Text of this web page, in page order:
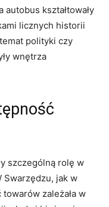
kształtowały
licznych historii
polityki czy
wnętrza
szczególną rolę w
Swarzędzu, jak w
zależała w